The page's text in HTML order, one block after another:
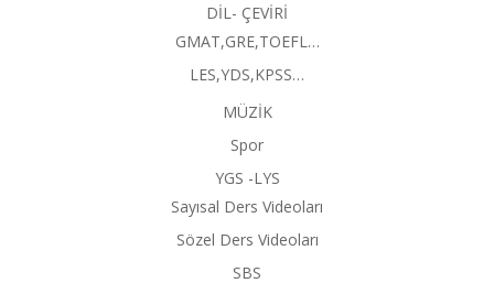
DİL- ÇEVİRİ
GMAT,GRE,TOEFL…
LES,YDS,KPSS…
MÜZİK
Spor
YGS -LYS
Sayısal Ders Videoları
Sözel Ders Videoları
SBS